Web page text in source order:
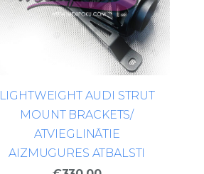
LIGHTWEIGHT AUDI STRUT
MOUNT BRACKETS/
ATVIEGLINĀTIE
AIZMUGURES ATBALSTI